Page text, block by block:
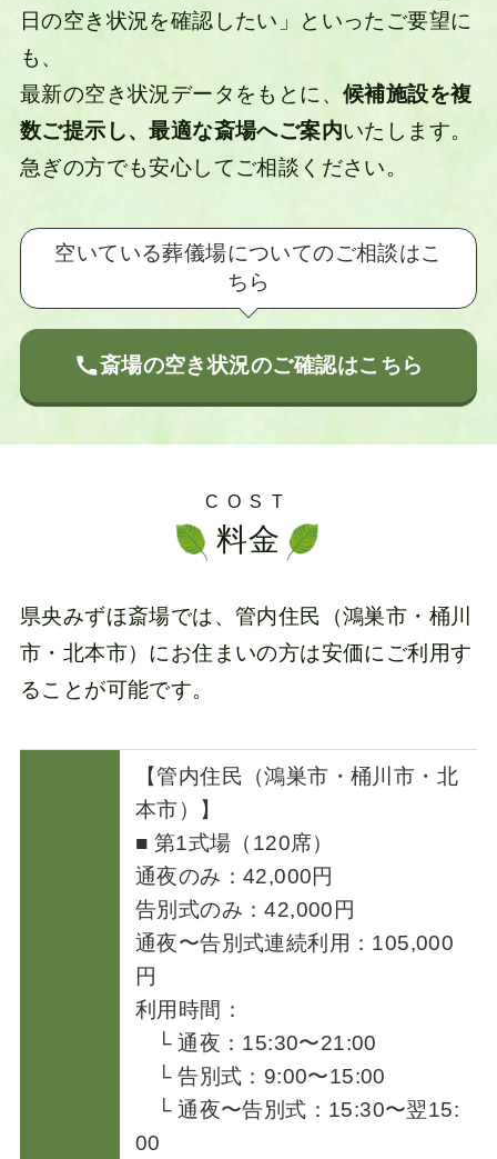
日の空き状況を確認したい」といったご要望に
も、
最新の空き状況データをもとに、 候補施設を複
数ご提示し、最適な斎場へご案内いたします。
急ぎの方でも安心してご相談ください。
空いている葬儀場についてのご相談はこ
ちら
斎場の空き状況のご確認はこちら
COST
料金
県央みずほ斎場では、管内住民（鴻巣市・桶川
市・北本市）にお住まいの方は安価にご利用す
ることが可能です。
【管内住民（鴻巣市・桶川市・北
本市）】
■ 第1式場（120席）
通夜のみ：42,000円
告別式のみ：42,000円
通夜〜告別式連続利用：105,000
円
利用時間：
└ 通夜：15:30〜21:00
└ 告別式：9:00〜15:00
└ 通夜〜告別式：15:30〜翌15:
00